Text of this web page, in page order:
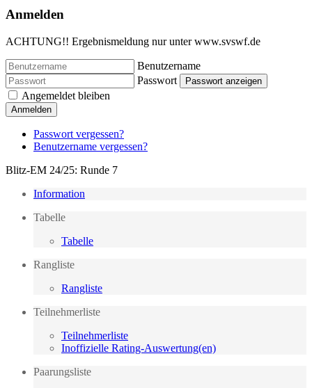
Anmelden
ACHTUNG!! Ergebnismeldung nur unter www.svswf.de
Benutzername
Passwort
Passwort anzeigen
Angemeldet bleiben
Anmelden
Passwort vergessen?
Benutzername vergessen?
Blitz-EM 24/25: Runde 7
Information
Tabelle
Tabelle
Rangliste
Rangliste
Teilnehmerliste
Teilnehmerliste
Inoffizielle Rating-Auswertung(en)
Paarungsliste